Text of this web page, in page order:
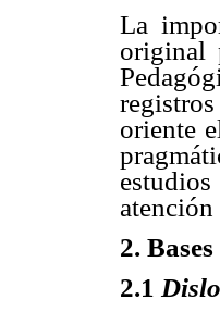
La
original
oriente
2.
2.1